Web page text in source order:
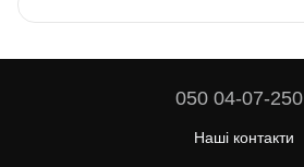
050 04-07-250
Наші контакти